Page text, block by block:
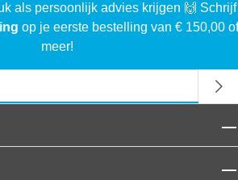
als persoonlijk advies krijgen 🙌
op je eerste bestelling van € 150,00 of
meer!